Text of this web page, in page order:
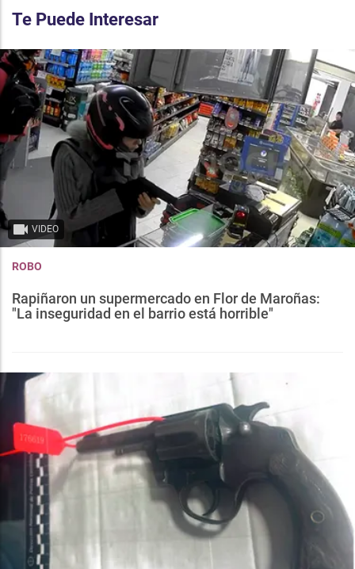
Te Puede Interesar
VIDEO
ROBO
Rapiñaron un supermercado en Flor de Maroñas:
"La inseguridad en el barrio está horrible"